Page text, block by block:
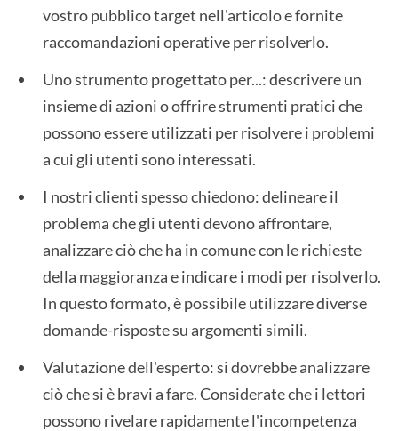
vostro pubblico target nell'articolo e fornite
raccomandazioni operative per risolverlo.
Uno strumento progettato per...: descrivere un
insieme di azioni o offrire strumenti pratici che
possono essere utilizzati per risolvere i problemi
a cui gli utenti sono interessati.
I nostri clienti spesso chiedono: delineare il
problema che gli utenti devono affrontare,
analizzare ciò che ha in comune con le richieste
della maggioranza e indicare i modi per risolverlo.
In questo formato, è possibile utilizzare diverse
domande-risposte su argomenti simili.
Valutazione dell'esperto: si dovrebbe analizzare
ciò che si è bravi a fare. Considerate che i lettori
possono rivelare rapidamente l'incompetenza